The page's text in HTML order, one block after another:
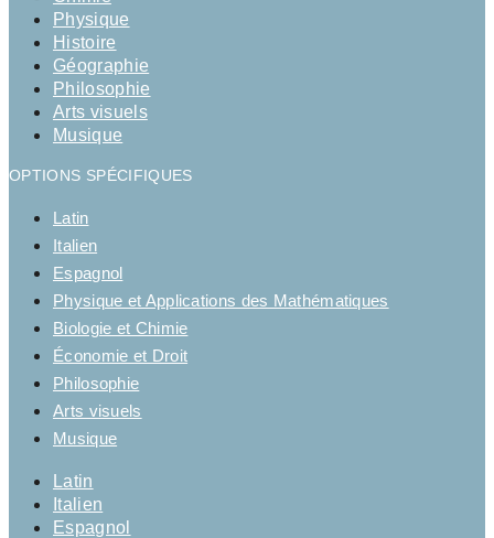
Physique
Histoire
Géographie
Philosophie
Arts visuels
Musique
OPTIONS SPÉCIFIQUES
Latin
Italien
Espagnol
Physique et Applications des Mathématiques
Biologie et Chimie
Économie et Droit
Philosophie
Arts visuels
Musique
Latin
Italien
Espagnol